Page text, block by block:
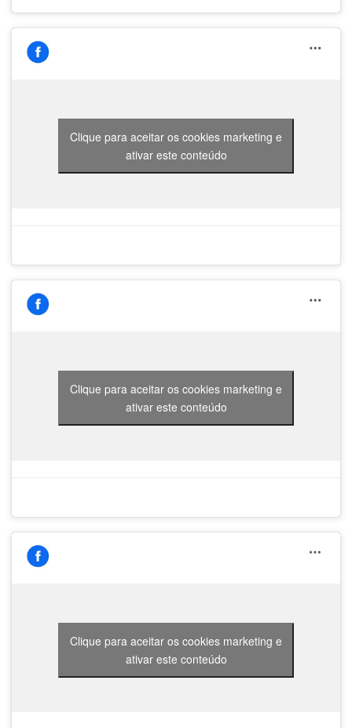
Clique para aceitar os cookies marketing e
ativar este conteúdo
Clique para aceitar os cookies marketing e
ativar este conteúdo
Clique para aceitar os cookies marketing e
ativar este conteúdo